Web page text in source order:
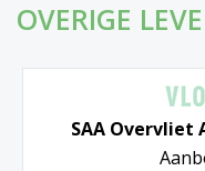
OVERIGE
SAA Overvliet